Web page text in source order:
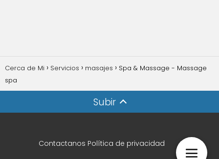
Cerca de Mi Servicios masajes
Spa & Massage - Massage
spa
Subir
Contactanos Política de privacidad